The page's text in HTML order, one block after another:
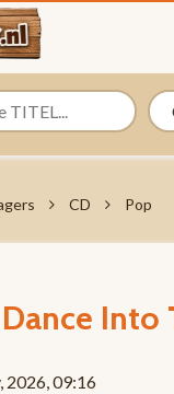
CD Pop
Into
2026, 09:16